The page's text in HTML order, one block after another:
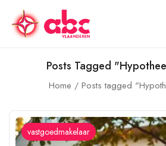
Posts Tagged
Home Posts tagged
vastgoedmakelaar